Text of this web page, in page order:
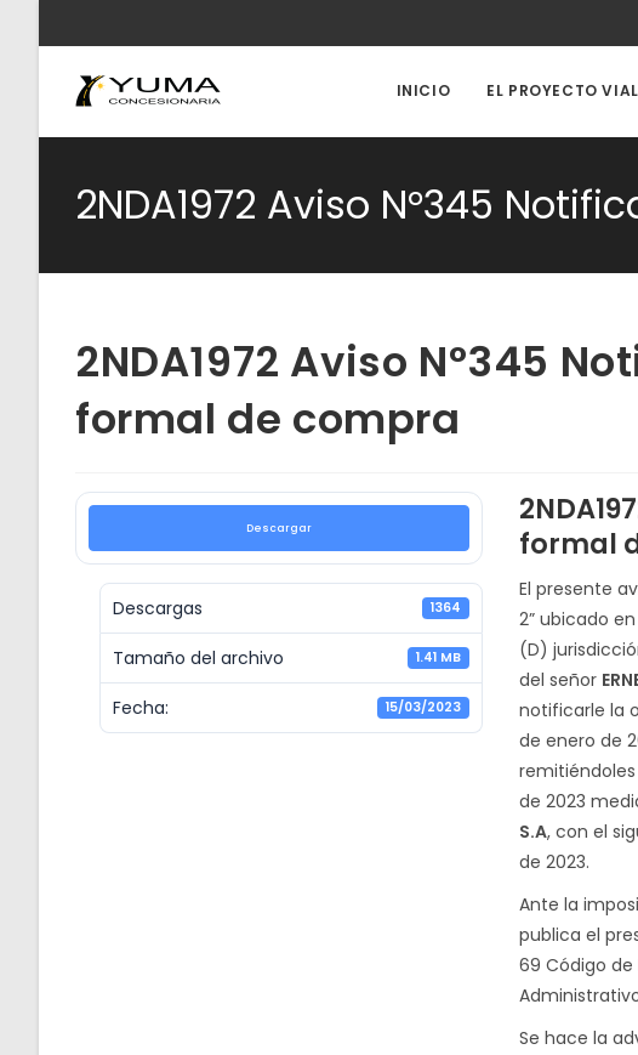
contenido
INICIO EL PROYECTO VIAL
2NDA1972 Aviso N°345
2NDA1972 Aviso N°345
formal de compra
Descargar
Descargas 1364
Tamaño del archivo 1.41 MB
Fecha: 15/03/2023
formal
El presente
2” ubicado en
(D)
del señor
notificarle la
de enero de
remitiéndoles
de 2023
S.A, con el
de 2023.
Ante la
publica el
69 Código
Se hace la